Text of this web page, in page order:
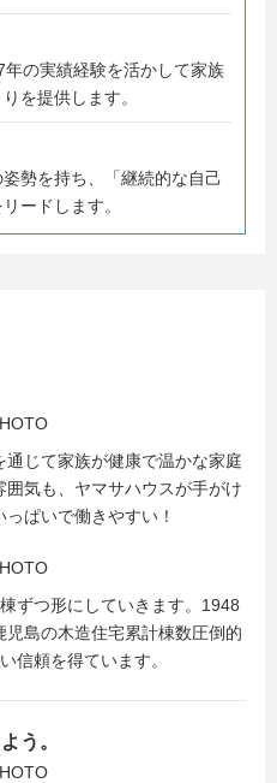
の実績経験を活かして家族
を提供します。
勢を持ち、「継続的な自己
ードします。
じて家族が健康で温かな家庭
気も、ヤマサハウスが手がけ
ぱいで働きやすい！
ずつ形にしていきます。1948
島の木造住宅累計棟数圧倒的
信頼を得ています。
う。